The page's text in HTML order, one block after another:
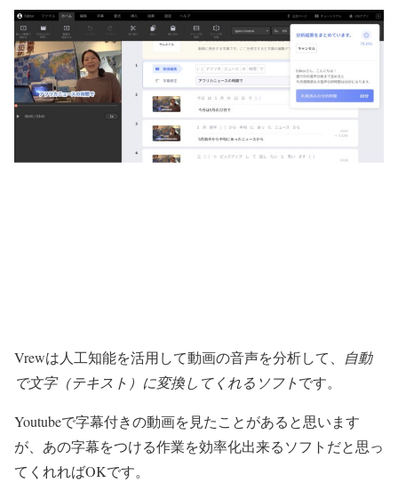
Vrewは人工知能を活用して動画の音声を分析して、 自動
で文字（テキスト）に変換してくれるソフトです。
Youtubeで字幕付きの動画を見たことがあると思います
が、あの字幕をつける作業を効率化出来るソフトだと思っ
てくれればOKです。